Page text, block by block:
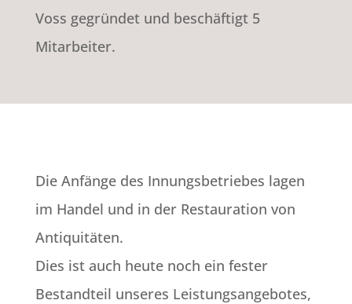
Voss gegründet und beschäftigt 5
Mitarbeiter.
Die Anfänge des Innungsbetriebes lagen
im Handel und in der Restauration von
Antiquitäten.
Dies ist auch heute noch ein fester
Bestandteil unseres Leistungsangebotes,